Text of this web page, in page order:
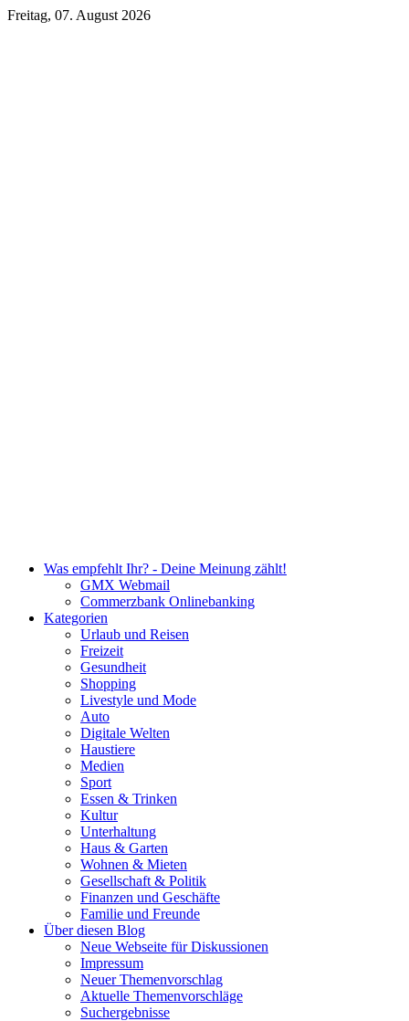
Freitag, 07. August 2026
Was empfehlt Ihr? - Deine Meinung zählt!
GMX Webmail
Commerzbank Onlinebanking
Kategorien
Urlaub und Reisen
Freizeit
Gesundheit
Shopping
Livestyle und Mode
Auto
Digitale Welten
Haustiere
Medien
Sport
Essen & Trinken
Kultur
Unterhaltung
Haus & Garten
Wohnen & Mieten
Gesellschaft & Politik
Finanzen und Geschäfte
Familie und Freunde
Über diesen Blog
Neue Webseite für Diskussionen
Impressum
Neuer Themenvorschlag
Aktuelle Themenvorschläge
Suchergebnisse